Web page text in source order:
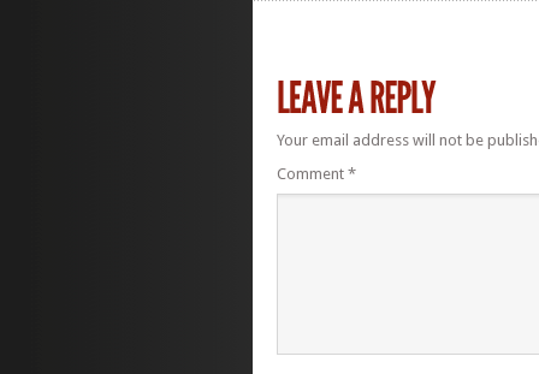
Your email address will not be
Comment *